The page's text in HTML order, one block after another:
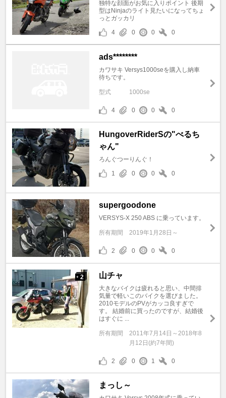
独特な顔面がお気に入りポイント 後期
型はNinjaのライト見たいになってちょ
っとガッカリ
4
0 0 0
ads********
カワサキ Versys1000seを購入し納車
待ちです。
型式 1000se
4 0 0 0
HungoverRiderSの"べるち
ゃん"
ろんぐつーりんぐ！
1
0 0 0
supergoodone
VERSYS-X 250 ABS に乗っています。
所有期間 2019年1月28日～
2 0 0 0
+ 2 山チャ
大きなバイクは疲れると思い、中間排
気量で軽いこのバイクを選びました。
2010モデルのPVがカッコ良すぎで
す。 結婚前に買ったのですが、結婚後
はすぐに ...
所有期間
2011年7月14日～2018年8
月12日(約7年間)
2 0 1 0
まっし～